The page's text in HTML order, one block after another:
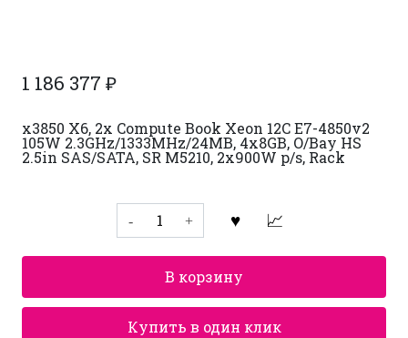
1 186 377 ₽
x3850 X6, 2x Compute Book Xeon 12C E7-4850v2
105W 2.3GHz/1333MHz/24MB, 4x8GB, O/Bay HS
2.5in SAS/SATA, SR M5210, 2x900W p/s, Rack
Количество
товара
Сервер
IBM
System
X6
3837B3G
В корзину
Купить в один клик